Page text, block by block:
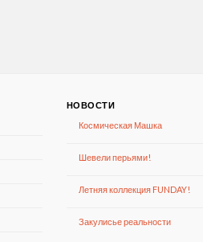
НОВОСТИ
Космическая Машка
Шевели перьями!
Летняя коллекция FUNDAY!
Закулисье реальности